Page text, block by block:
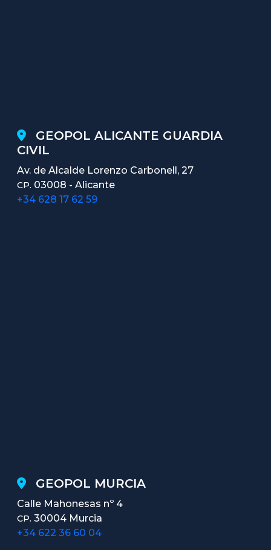
GEOPOL ALICANTE GUARDIA
CIVIL
Av. de Alcalde Lorenzo Carbonell, 27
CP. 03008 - Alicante
+34 628 17 62 59
GEOPOL MURCIA
Calle Mahonesas nº 4
CP. 30004 Murcia
+34 622 36 60 04